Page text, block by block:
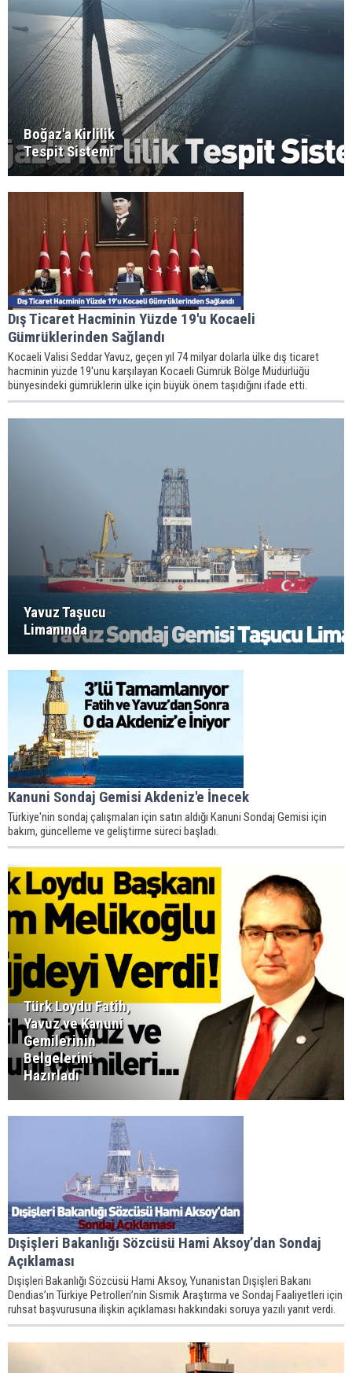
Boğaz'a Kirlilik
Tespit Sistemi
Dış Ticaret Hacminin Yüzde 19'u Kocaeli
Gümrüklerinden Sağlandı
Kocaeli Valisi Seddar Yavuz, geçen yıl 74 milyar dolarla ülke dış ticaret
hacminin yüzde 19'unu karşılayan Kocaeli Gümrük Bölge Müdürlüğü
bünyesindeki gümrüklerin ülke için büyük önem taşıdığını ifade etti.
Yavuz Taşucu
Limanında
Kanuni Sondaj Gemisi Akdeniz'e İnecek
Türkiye'nin sondaj çalışmaları için satın aldığı Kanuni Sondaj Gemisi için
bakım, güncelleme ve geliştirme süreci başladı.
Türk Loydu Fatih,
Yavuz ve Kanuni
Gemilerinin
Belgelerini
Hazırladı
Dışişleri Bakanlığı Sözcüsü Hami Aksoy’dan Sondaj
Açıklaması
Dışişleri Bakanlığı Sözcüsü Hami Aksoy, Yunanistan Dışişleri Bakanı
Dendias’ın Türkiye Petrolleri’nin Sismik Araştırma ve Sondaj Faaliyetleri için
ruhsat başvurusuna ilişkin açıklaması hakkındaki soruya yazılı yanıt verdi.